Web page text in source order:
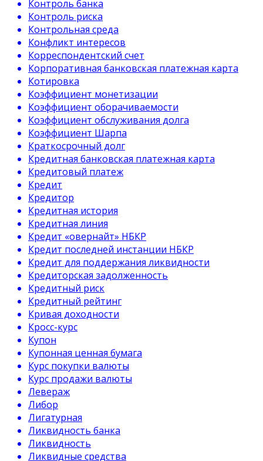
Контроль банка
Контроль риска
Контрольная среда
Конфликт интересов
Корреспондентский счет
Корпоративная банковская платежная карта
Котировка
Коэффициент монетизации
Коэффициент оборачиваемости
Коэффициент обслуживания долга
Коэффициент Шарпа
Краткосрочный долг
Кредитная банковская платежная карта
Кредитовый платеж
Кредит
Кредитор
Кредитная история
Кредитная линия
Кредит «овернайт» НБКР
Кредит последней инстанции НБКР
Кредит для поддержания ликвидности
Кредиторская задолженность
Кредитный риск
Кредитный рейтинг
Кривая доходности
Кросс-курс
Купон
Купонная ценная бумага
Курс покупки валюты
Курс продажи валюты
Левераж
Либор
Лигатурная
Ликвидность банка
Ликвидность
Ликвидные средства